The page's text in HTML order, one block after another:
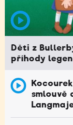
Děti z
příhody
smlouvě